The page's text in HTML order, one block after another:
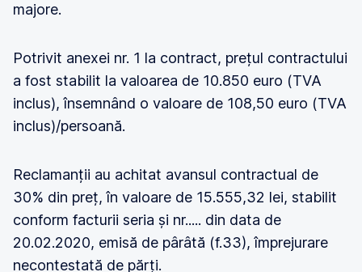
majore.
Potrivit anexei nr. 1 la contract, prețul contractului
a fost stabilit la valoarea de 10.850 euro (TVA
inclus), însemnând o valoare de 108,50 euro (TVA
inclus)/persoană.
Reclamanții au achitat avansul contractual de
30% din preț, în valoare de 15.555,32 lei, stabilit
conform facturii seria și nr..... din data de
20.02.2020, emisă de pârâtă (f.33), împrejurare
necontestată de părți.